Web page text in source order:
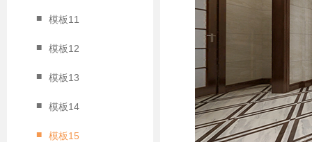
■ 模板11
■ 模板12
■ 模板13
■ 模板14
■ 模板15